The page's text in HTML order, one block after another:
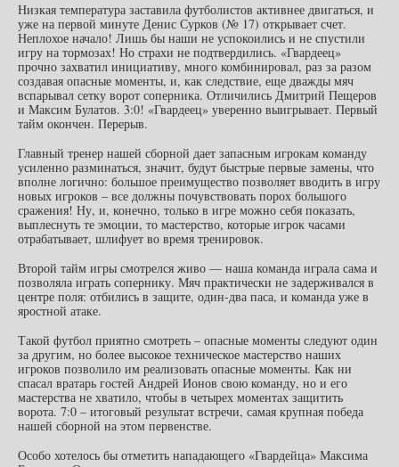
Низкая температура заставила футболистов активнее двигаться, и
уже на первой минуте Денис Сурков (№ 17) открывает счет.
Неплохое начало! Лишь бы наши не успокоились и не спустили
игру на тормозах! Но страхи не подтвердились. «Гвардеец»
прочно захватил инициативу, много комбинировал, раз за разом
создавая опасные моменты, и, как следствие, еще дважды мяч
вспарывал сетку ворот соперника. Отличились Дмитрий Пещеров
и Максим Булатов. 3:0! «Гвардеец» уверенно выигрывает. Первый
тайм окончен. Перерыв.
Главный тренер нашей сборной дает запасным игрокам команду
усиленно разминаться, значит, будут быстрые первые замены, что
вполне логично: большое преимущество позволяет вводить в игру
новых игроков – все должны почувствовать порох большого
сражения! Ну, и, конечно, только в игре можно себя показать,
выплеснуть те эмоции, то мастерство, которые игрок часами
отрабатывает, шлифует во время тренировок.
Второй тайм игры смотрелся живо — наша команда играла сама и
позволяла играть сопернику. Мяч практически не задерживался в
центре поля: отбились в защите, один-два паса, и команда уже в
яростной атаке.
Такой футбол приятно смотреть – опасные моменты следуют один
за другим, но более высокое техническое мастерство наших
игроков позволило им реализовать опасные моменты. Как ни
спасал вратарь гостей Андрей Ионов свою команду, но и его
мастерства не хватило, чтобы в четырех моментах защитить
ворота. 7:0 – итоговый результат встречи, самая крупная победа
нашей сборной на этом первенстве.
Особо хотелось бы отметить нападающего «Гвардейца» Максима